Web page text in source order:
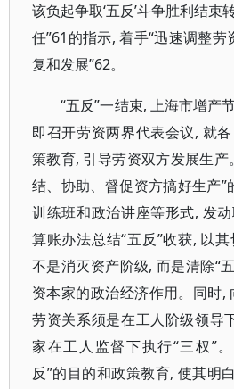
该负起争取‘五反’斗争胜利结束
任”61的指示, 着手“迅速调整
复和发展”62。
“五反”一结束, 上海市增产
即召开劳资两界代表会议, 就
策教育, 引导劳资双方发展生产
结、协助、督促资方搞好生产”
训练班和政治讲座等形式, 发动
算账办法总结“五反”收获, 以
不是消灭资产阶级, 而是清除“
资本家的政治经济作用。同时,
劳资关系须是在工人阶级领导
家在工人监督下执行“三权”
反”的目的和政策教育, 使其明